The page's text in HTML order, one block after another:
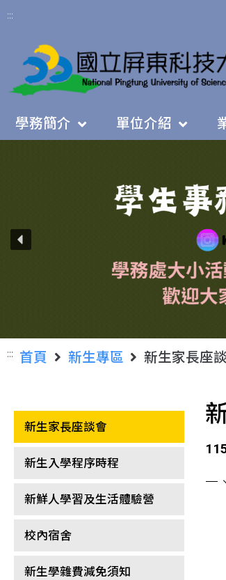
:::
學務簡介 單位介紹
::: 首頁 新生專區 新生家長座
新生家長座談會
新生入學程序時程
新鮮人學習及生活體驗營
校內宿舍
新生學雜費減免須知
一